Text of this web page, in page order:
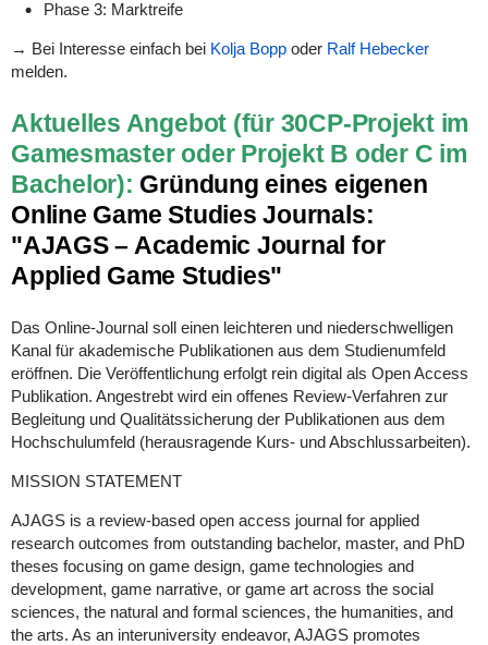
Phase 3: Marktreife
→ Bei Interesse einfach bei Kolja Boppoder Ralf Hebecker
melden.
Aktuelles Angebot (für 30CP-Projekt im
Gamesmaster oder Projekt B oder C im
Bachelor): Gründung eines eigenen
Online Game Studies Journals:
"AJAGS – Academic Journal for
Applied Game Studies"
Das Online-Journal soll einen leichteren und niederschwelligen
Kanal für akademische Publikationen aus dem Studienumfeld
eröffnen. Die Veröffentlichung erfolgt rein digital als Open Access
Publikation. Angestrebt wird ein offenes Review-Verfahren zur
Begleitung und Qualitätssicherung der Publikationen aus dem
Hochschulumfeld (herausragende Kurs- und Abschlussarbeiten).
MISSION STATEMENT
AJAGS is a review-based open access journal for applied
research outcomes from outstanding bachelor, master, and PhD
theses focusing on game design, game technologies and
development, game narrative, or game art across the social
sciences, the natural and formal sciences, the humanities, and
the arts. As an interuniversity endeavor, AJAGS promotes